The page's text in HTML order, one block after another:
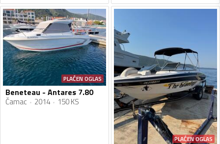
PLAĆEN OGLAS
Beneteau - Antares 7.80
Čamac 2014 150 KS
PLAĆEN OGLAS